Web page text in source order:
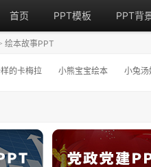
首页 PPT模板 PPT背
绘本故事PPT
的卡梅拉 小熊宝宝绘本 小兔汤